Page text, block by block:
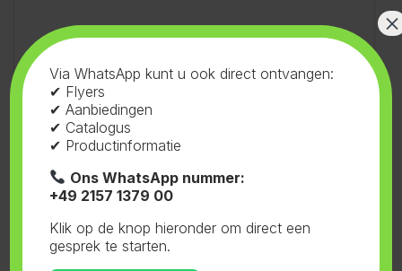
SKU:71.504 Categorieën:Tenten,
Mammoth,
Via WhatsApp kunt u ook direct ontvangen:
✔ Flyers
✔ Aanbiedingen
✔ Catalogus
✔ Productinformatie
Ons WhatsApp nummer:
+49 2157 1379 00
Klik op de knop hieronder om direct een
gesprek te starten.
×